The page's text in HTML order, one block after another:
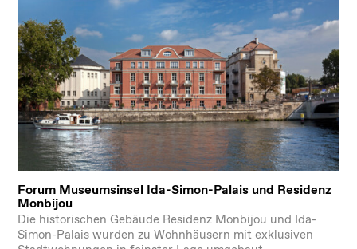
Forum Museumsinsel Ida-Simon-Palais und Residenz
Monbijou
Die historischen Gebäude Residenz Monbijou und Ida-
Simon-Palais wurden zu Wohnhäusern mit exklusiven